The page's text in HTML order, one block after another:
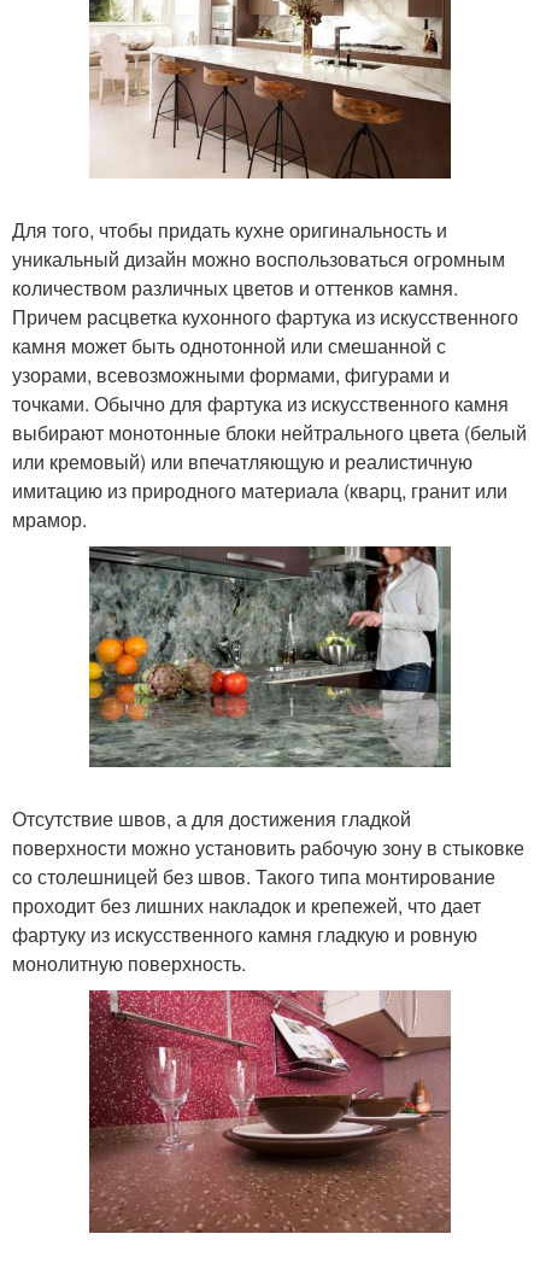
Для того, чтобы придать кухне оригинальность и
уникальный дизайн можно воспользоваться огромным
количеством различных цветов и оттенков камня.
Причем расцветка кухонного фартука из искусственного
камня может быть однотонной или смешанной с
узорами, всевозможными формами, фигурами и
точками. Обычно для фартука из искусственного камня
выбирают монотонные блоки нейтрального цвета (белый
или кремовый) или впечатляющую и реалистичную
имитацию из природного материала (кварц, гранит или
мрамор.
Отсутствие швов, а для достижения гладкой
поверхности можно установить рабочую зону в стыковке
со столешницей без швов. Такого типа монтирование
проходит без лишних накладок и крепежей, что дает
фартуку из искусственного камня гладкую и ровную
монолитную поверхность.